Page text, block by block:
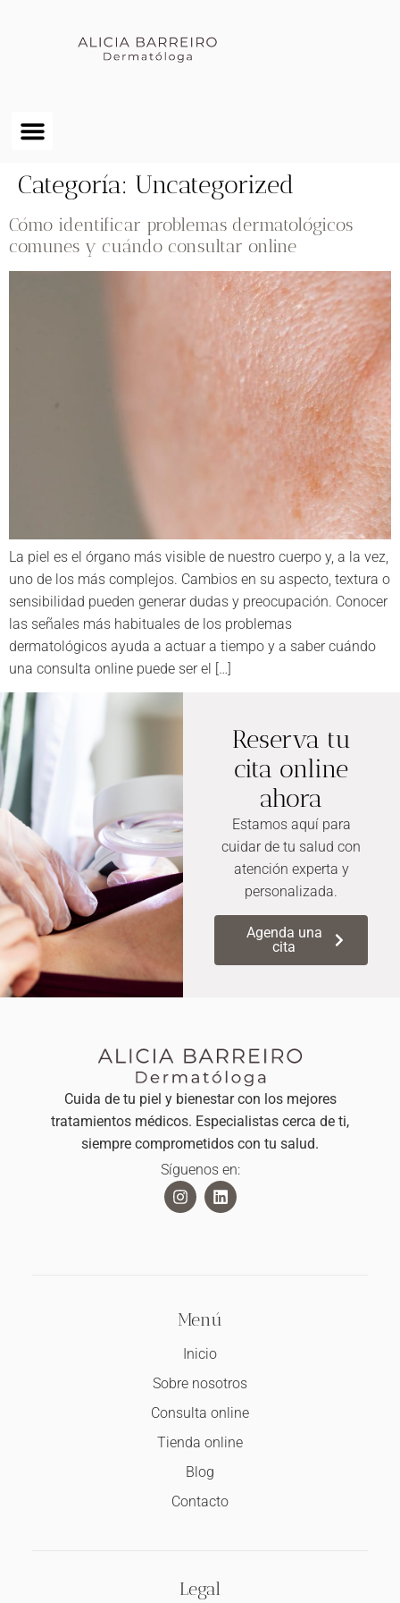
Categoría: Uncategorized
Cómo identificar problemas dermatológicos
comunes y cuándo consultar online
La piel es el órgano más visible de nuestro cuerpo y, a la vez,
uno de los más complejos. Cambios en su aspecto, textura o
sensibilidad pueden generar dudas y preocupación. Conocer
las señales más habituales de los problemas
dermatológicos ayuda a actuar a tiempo y a saber cuándo
una consulta online puede ser el […]
Reserva tu
cita online
ahora
Estamos aquí para
cuidar de tu salud con
atención experta y
personalizada.
Agenda una
cita
Cuida de tu piel y bienestar con los mejores
tratamientos médicos. Especialistas cerca de ti,
siempre comprometidos con tu salud.
Síguenos en:
Menú
Inicio
Sobre nosotros
Consulta online
Tienda online
Blog
Contacto
Legal